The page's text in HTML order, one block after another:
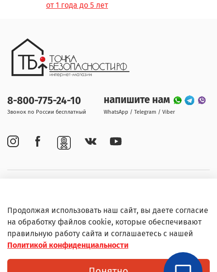
от 1 года до 5 лет
Информация
8-800-775-24-10
Звонок по России бесплатный
напишите нам
WhatsApp / Telegram / Viber
© Любое использование контента без письменного
Продолжая использовать наш сайт, вы даете согласие
на обработку файлов cookie, которые обеспечивают
правильную работу сайта и соглашаетесь с нашей
Политикой конфиденциальности